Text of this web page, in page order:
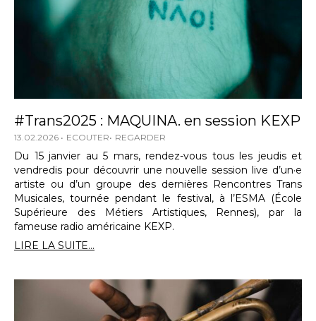
#Trans2025 : MAQUINA. en session KEXP
13.02.2026 ECOUTER REGARDER
Du 15 janvier au 5 mars, rendez-vous tous les jeudis et
vendredis pour découvrir une nouvelle session live d’un·e
artiste ou d’un groupe des dernières Rencontres Trans
Musicales, tournée pendant le festival, à l’ESMA (École
Supérieure des Métiers Artistiques, Rennes), par la
fameuse radio américaine KEXP.
LIRE LA SUITE...